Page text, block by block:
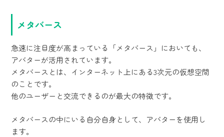
メタバース
急速に注目度が高まっている「メタバース」においても、
アバターが活用されています。
メタバースとは、インターネット上にある3次元の仮想空間
のことです。
他のユーザーと交流できるのが最大の特徴です。
メタバースの中にいる自分自身として、アバターを使用し
ます。